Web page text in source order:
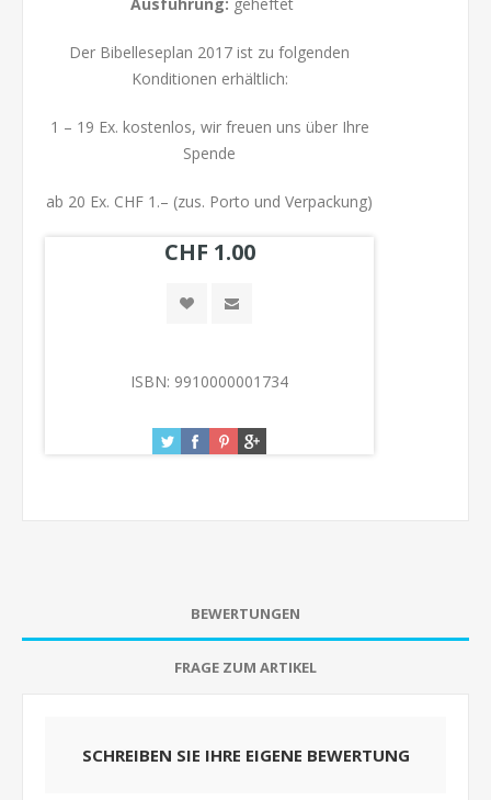
Der Bibelleseplan 2017 ist zu folgenden
Konditionen erhältlich:
1 – 19 Ex. kostenlos, wir freuen uns über Ihre
Spende
ab 20 Ex. CHF 1.– (zus. Porto und Verpackung)
CHF 1.00
ISBN: 9910000001734
BEWERTUNGEN
FRAGE ZUM ARTIKEL
SCHREIBEN SIE IHRE EIGENE BEWERTUNG